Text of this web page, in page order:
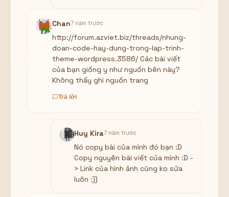
Chan7 năm trước
http://forum.azviet.biz/threads/nhung-
doan-code-hay-dung-trong-lap-trinh-
theme-wordpress.3586/ Các bài viết
của bạn giống y như nguồn bên này?
Không thấy ghi nguồn trang
Trả lời
Huy Kira7 năm trước
Nó copy bài của mình đó bạn :D
Copy nguyên bài viết của mình :D -
> Link của hình ảnh cũng ko sửa
luôn :))